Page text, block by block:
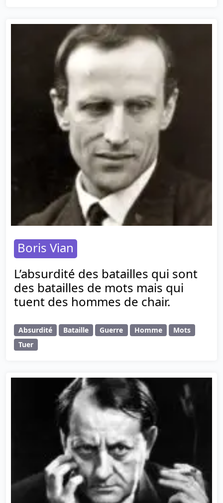
Boris Vian
L’absurdité des batailles qui sont
des batailles de mots mais qui
tuent des hommes de chair.
Absurdité Bataille Guerre Homme
Mots
Tuer